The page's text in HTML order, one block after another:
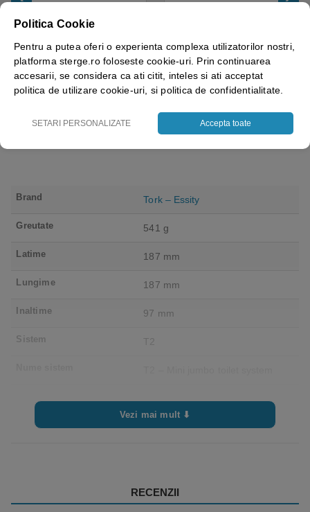
Celtex 35112, 2 straturi,
portii/rola, 2 role/set,
certificata pentru industria
alimentara, Ecolabel
4.50 out of 5
44.66lei
absorbanta, albastra,
150ml, 500 portii/rola,
26,5x30cm, 2 role/set,
certificata pentru industria
alimentara, Ecolabel
5.00 out of 5
39.10 lei + TVA
Brand Tork – Essity
Greutate 541 g
Latime 187 mm
Lungime 187 mm
Inaltime 97 mm
Sistem T2
Latime rola 9.7 cm
Vezi mai mult ⬇
RECENZII
Politica Cookie
Pentru a putea oferi o experienta complexa utilizatorilor nostri,
platforma sterge.ro foloseste cookie-uri. Prin continuarea
accesarii, se considera ca ati citit, inteles si ati acceptat
politica de utilizare cookie-uri, si politica de confidentialitate.
SETARI PERSONALIZATE Accepta toate